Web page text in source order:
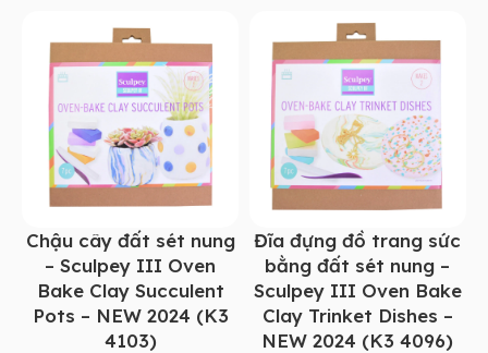
Chậu cây đất sét nung
– Sculpey III Oven
Bake Clay Succulent
Pots – NEW 2024 (K3
4103)
Đĩa đựng đồ trang sức
bằng đất sét nung –
Sculpey III Oven Bake
Clay Trinket Dishes –
NEW 2024 (K3 4096)